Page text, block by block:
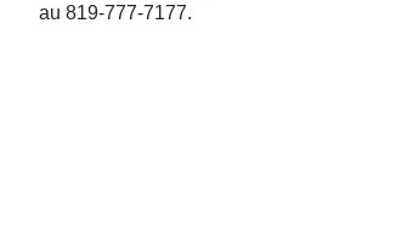
au 819-777-7177.